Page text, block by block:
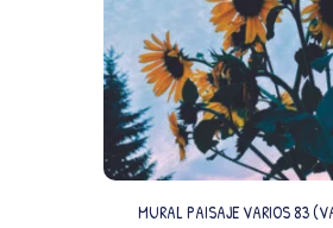
MURAL PAISAJE VARIOS 83